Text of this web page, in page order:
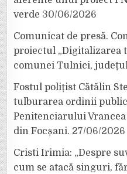
verde 30/06/2026
Comunicat de presă.
proiectul „Digitalizarea
comunei Tulnici, județul
Fostul polițist Cătălin
tulburarea ordinii
Penitenciarului
din Focșani. 27/06/2026
Cristi Irimia: „Despre
cum se atacă singuri,